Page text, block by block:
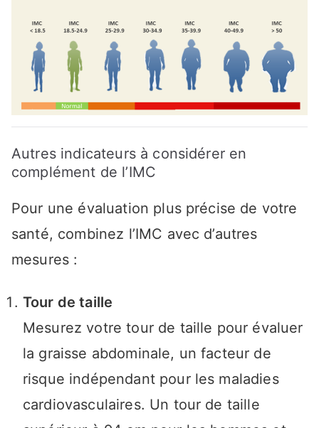
Autres indicateurs à considérer en
complément de l’IMC
Pour une évaluation plus précise de votre
santé, combinez l’IMC avec d’autres
mesures :
Tour de taille
Mesurez votre tour de taille pour évaluer
la graisse abdominale, un facteur de
risque indépendant pour les maladies
cardiovasculaires. Un tour de taille